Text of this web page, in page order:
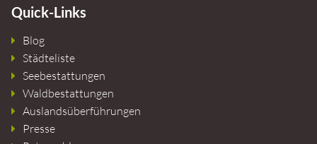
Quick-Links
Blog
Städteliste
Seebestattungen
Waldbestattungen
Auslandsüberführungen
Presse